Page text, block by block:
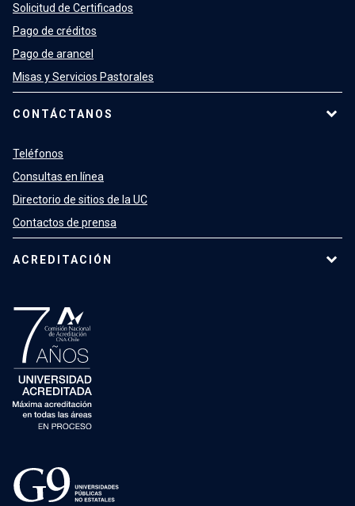
Solicitud de Certificados
Pago de créditos
Pago de arancel
Misas y Servicios Pastorales
CONTÁCTANOS
Teléfonos
Consultas en línea
Directorio de sitios de la UC
Contactos de prensa
ACREDITACIÓN